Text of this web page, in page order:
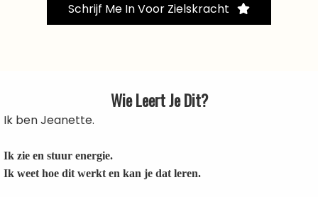
Schrijf Me In Voor Zielskracht
Wie Leert Je Dit?
Ik ben Jeanette.
Ik zie en stuur energie.
Ik weet hoe dit werkt en kan je dat leren.